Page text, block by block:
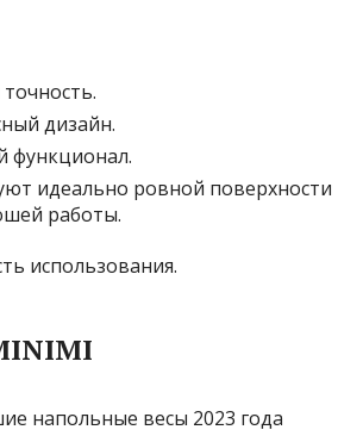
дизайн.
функционал.
идеально ровной поверхности
работы.
использования.